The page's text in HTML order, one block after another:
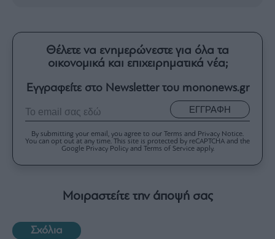
Θέλετε να ενημερώνεστε για όλα τα
οικονομικά και επιχειρηματικά νέα;
Εγγραφείτε στο Newsletter του mononews.gr
ΕΓΓΡΑΦΗ
By submitting your email, you agree to our Terms and Privacy Notice.
You can opt out at any time. This site is protected by reCAPTCHA and the
Google Privacy Policy and Terms of Service apply.
Μοιραστείτε την άποψή σας
Σχόλια